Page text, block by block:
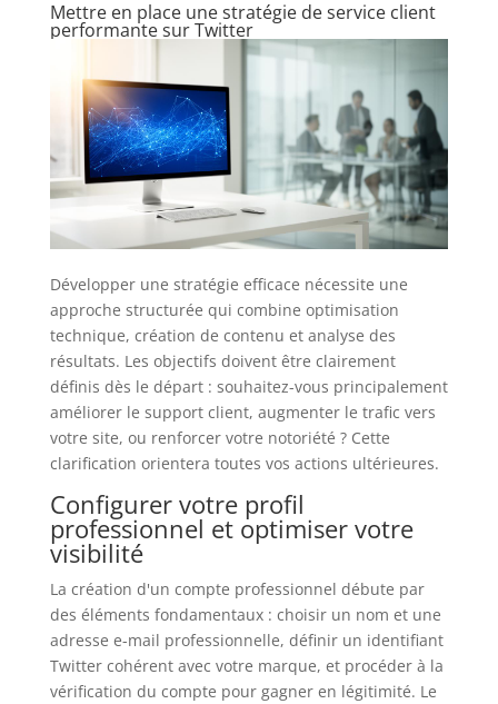
Mettre en place une stratégie de service client
performante sur Twitter
Développer une stratégie efficace nécessite une
approche structurée qui combine optimisation
technique, création de contenu et analyse des
résultats. Les objectifs doivent être clairement
définis dès le départ : souhaitez-vous principalement
améliorer le support client, augmenter le trafic vers
votre site, ou renforcer votre notoriété ? Cette
clarification orientera toutes vos actions ultérieures.
Configurer votre profil
professionnel et optimiser votre
visibilité
La création d'un compte professionnel débute par
des éléments fondamentaux : choisir un nom et une
adresse e-mail professionnelle, définir un identifiant
Twitter cohérent avec votre marque, et procéder à la
vérification du compte pour gagner en légitimité. Le